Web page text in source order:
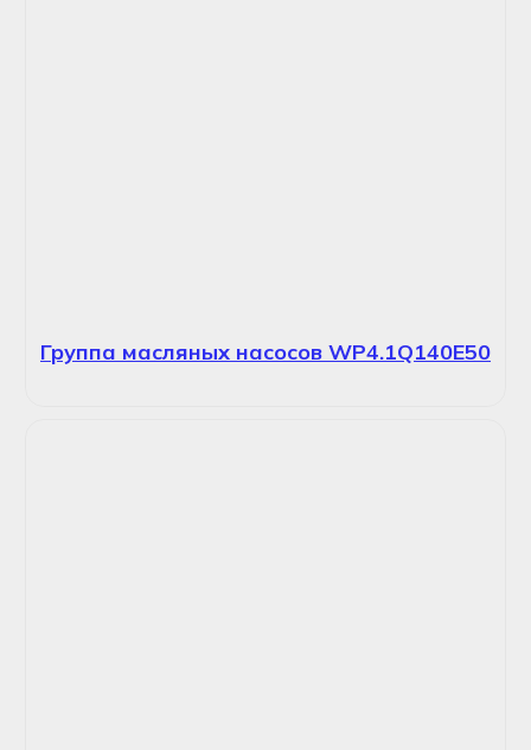
Группа масляных насосов WP4.1Q140E50